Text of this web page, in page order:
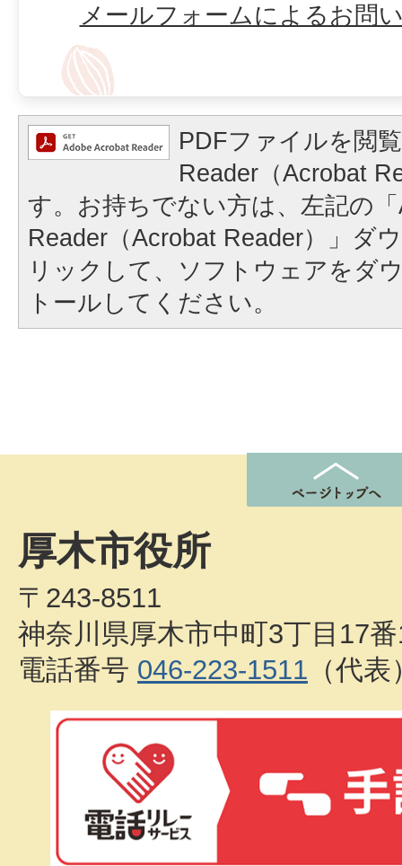
メールフォームによるお問
PDFファイルを閲
Reader（Acrobat
す。お持ちでない方は、左記の
Reader（Acrobat Reader）」ダ
リックして、ソフトウェアをダ
トールしてください。
厚木市役所
〒243-8511
神奈川県厚木市中町3丁目17
電話番号 046-223-1511 （代表